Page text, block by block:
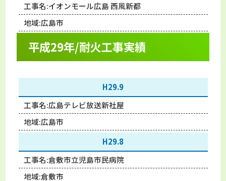
工事名:イオンモール広島 西風新都
地域:広島市
平成29年/耐火工事実績
H29.9
工事名:広島テレビ放送新社屋
地域:広島市
H29.8
工事名:倉敷市立児島市民病院
地域:倉敷市